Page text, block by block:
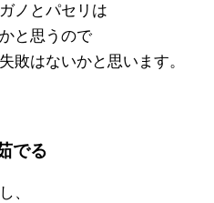
ノとパセリは
と思うので
敗はないかと思います。
でる
、